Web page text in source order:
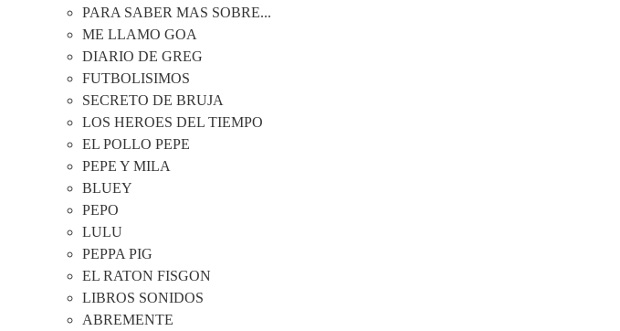
PARA SABER MAS SOBRE...
ME LLAMO GOA
DIARIO DE GREG
FUTBOLISIMOS
SECRETO DE BRUJA
LOS HEROES DEL TIEMPO
EL POLLO PEPE
PEPE Y MILA
BLUEY
PEPO
LULU
PEPPA PIG
EL RATON FISGON
LIBROS SONIDOS
ABREMENTE